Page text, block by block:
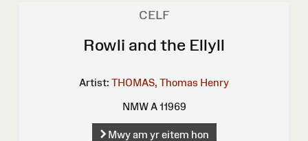
CELF
Rowli and the Ellyll
Artist: THOMAS, Thomas Henry
NMW A 11969
Mwy am yr eitem hon